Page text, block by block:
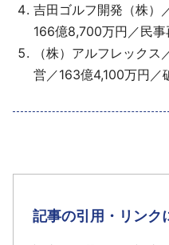
吉田ゴルフ開発（株）
166億8,700万円／民事
（株）アルフレック
営／163億4,100万円／
記事の引用・リンク